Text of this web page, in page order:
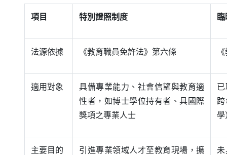
項目 特別證照制度
法源依據 《教育職員免許法》第六條
適用對象
具備專業能力、社會信望與教育適
性者，如博士學位持有者、具國際
獎項之專業人士
學
主要目的
引進專業領域人才至教育現場，擴